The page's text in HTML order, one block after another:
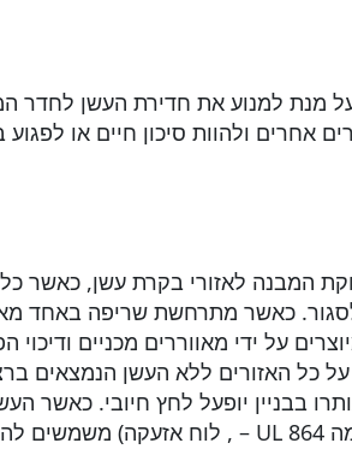
מנת למנוע את חדירת העשן לחדר
אחרים ולהוות סיכון חיים או
המבנה לאזורי בקרת עשן, כאשר
כאשר מתרחשת שריפה באחד
על ידי מאווררים מכניים
האזורים ללא העשן הנמצאים
בבניין יופעל לחץ חיובי. כאשר